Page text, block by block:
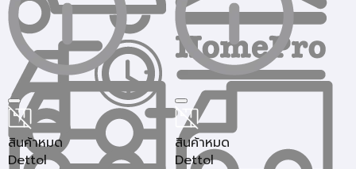
สินค้าหมด
Dettol
สินค้าหมด
Dettol